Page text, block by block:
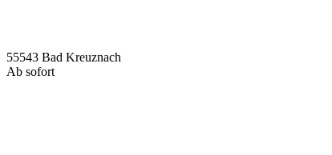
55543 Bad Kreuznach
Ab sofort